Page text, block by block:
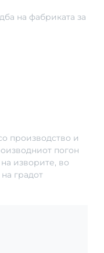
на фабриката за
производство и
погон
изворите, во
градот